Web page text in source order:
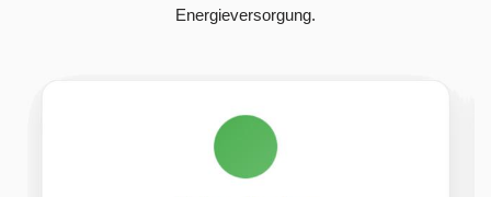
Energieversorgung.